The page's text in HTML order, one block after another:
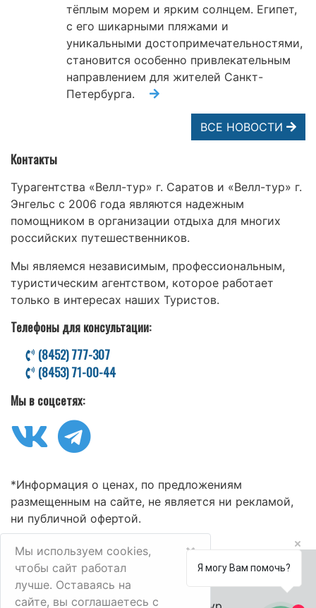
тёплым морем и ярким солнцем. Египет,
с его шикарными пляжами и
уникальными достопримечательностями,
становится особенно привлекательным
направлением для жителей Санкт-
Петербурга.
ВСЕ НОВОСТИ
Контакты
Турагентства «Велл-тур» г. Саратов и «Велл-тур» г.
Энгельс с 2006 года являются надежным
помощником в организации отдыха для многих
российских путешественников.
Мы являемся независимым, профессиональным,
туристическим агентством, которое работает
только в интересах наших Туристов.
Телефоны для консультации:
(8452) 777-307
(8453) 71-00-44
Мы в соцсетях:
*Информация о ценах, по предложениям
размещенным на сайте, не является ни рекламой,
ни публичной офертой.
Мы используем cookies,
чтобы сайт работал
лучше. Оставаясь на
сайте, вы соглашаетесь с
×
Я могу Вам помочь?